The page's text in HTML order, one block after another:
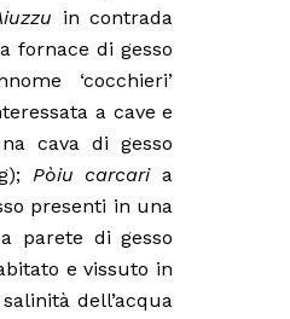
in contrada
fornace di gesso
‘cocchieri’
a cave e
cava di gesso
Pòiu carcaria
presenti in una
parete di gesso
e vissuto in
dell’acqua